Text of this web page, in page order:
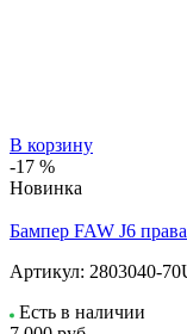
В корзину
-17 %
Новинка
Бампер FAW J6
Артикул: 2803040-
Есть в наличии